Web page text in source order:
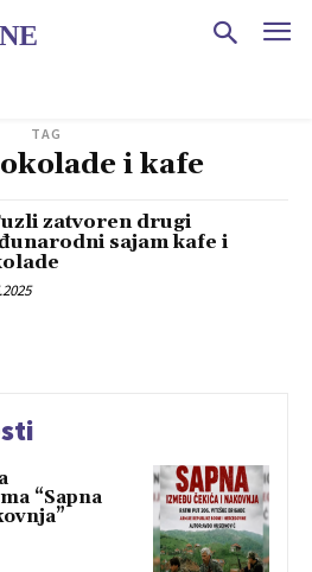
TAG
i kafe
zatvoren drugi
sajam kafe i
“Sapna